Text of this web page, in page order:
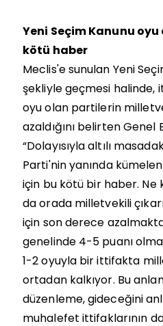
Yeni Seçim Kanunu
kötü haber
Meclis'e sunulan Yeni
şekliyle geçmesi halinde,
oyu olan partilerin
azaldığını belirten Genel
“Dolayısıyla altılı
Parti'nin yanında
için bu kötü bir haber.
da orada milletvekili
için son derece
genelinde 4-5 puanı
1-2 oyuyla bir ittifakta
ortadan kalkıyor. Bu
düzenleme, gideceğini
muhalefet ittifaklarının